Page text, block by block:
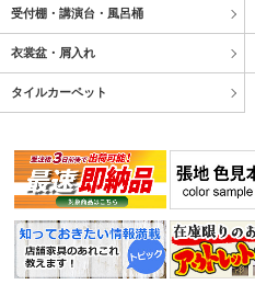
受付棚・講演台・風呂桶
衣裳盆・屑入れ
タイルカーペット